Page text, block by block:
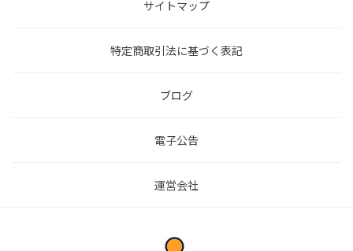
サイトマップ
特定商取引法に基づく表記
ブログ
電子公告
運営会社